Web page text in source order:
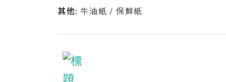
其他: 牛油紙 / 保鮮紙